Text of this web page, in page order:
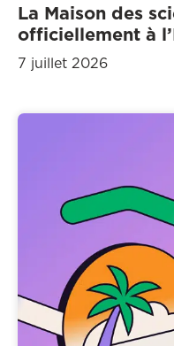
La Maison des
officiellement à
7 juillet 2026